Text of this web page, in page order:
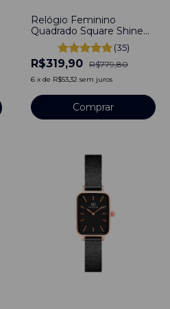
Relógio Feminino
Quadrado Square Shine
Gold Aço Inoxidável
banhado a titânio Gomos
(35)
R$319,90 R$779,80
6 x de R$53,32 sem juros
Comprar